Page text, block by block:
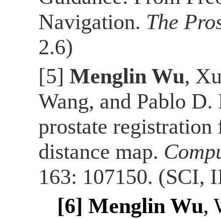
Navigation. The
2.6)
[5] Menglin Wu,
Wang, and Pablo
prostate
distance map.
163: 107150. (SCI,
[6] Menglin Wu,